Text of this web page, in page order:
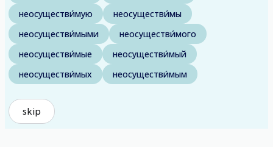
неосуществи́мую
неосуществи́мы
неосуществи́мыми
неосуществи́мого
неосуществи́мые
неосуществи́мый
неосуществи́мых
неосуществи́мым
skip